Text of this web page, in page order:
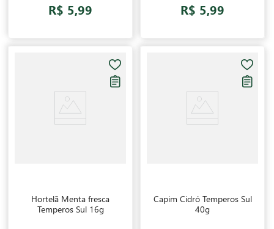
R$ 5,99 R$ 5,99
Hortelã Menta fresca
Temperos Sul 16g
Capim Cidró Temperos Sul
40g